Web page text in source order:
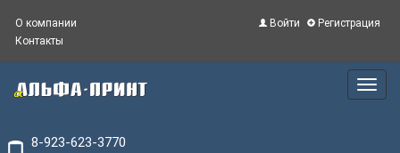
Войти Регистрация
О компании
Контакты
Main
Menu
8-923-623-3770